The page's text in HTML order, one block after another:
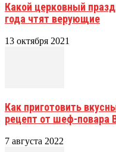
Какой церковный
года чтят верующие
13 октября 2021
Как приготовить
рецепт от шеф-повара
7 августа 2022